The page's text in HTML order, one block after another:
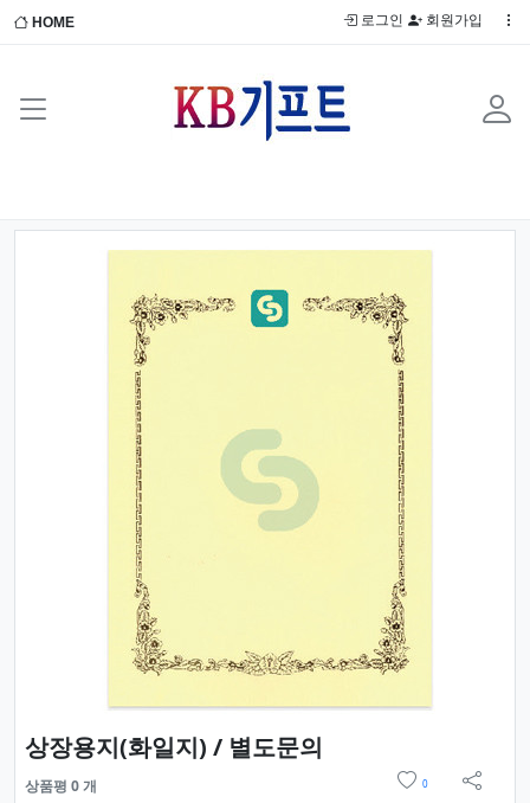
HOME 로그인 회원가입
Previous
상장용지(화일지) / 별도문의
상품평 0 개 0